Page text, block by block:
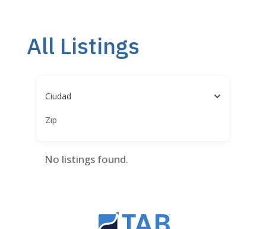
All Listings
Ciudad
No listings found.